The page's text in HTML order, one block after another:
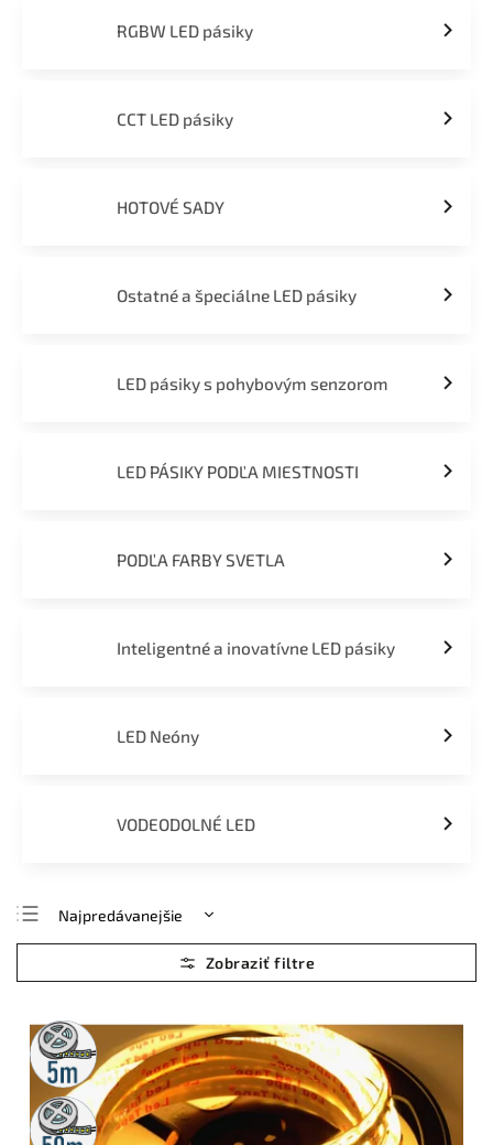
RGBW LED pásiky
CCT LED pásiky
HOTOVÉ SADY
Ostatné a špeciálne LED pásiky
LED pásiky s pohybovým senzorom
LED PÁSIKY PODĽA MIESTNOSTI
PODĽA FARBY SVETLA
Inteligentné a inovatívne LED pásiky
LED Neóny
VODEODOLNÉ LED
Najpredávanejšie
Najlacnejšie
Najdrahšie
Abecedne
5m
rolka
50m
rolka